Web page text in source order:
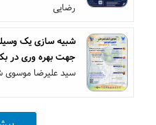
رضایی
جهت بهره وری در
سید علیرضا موسوی